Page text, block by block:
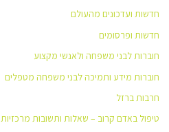
חדשות ועדכונים מהעולם
חדשות ופרסומים
חוברות לבני משפחה ולאנשי מקצוע
חוברות מידע ותמיכה לבני משפחה מטפלים
חרבות ברזל
טיפול באדם קרוב – שאלות ותשובות מרכזיות